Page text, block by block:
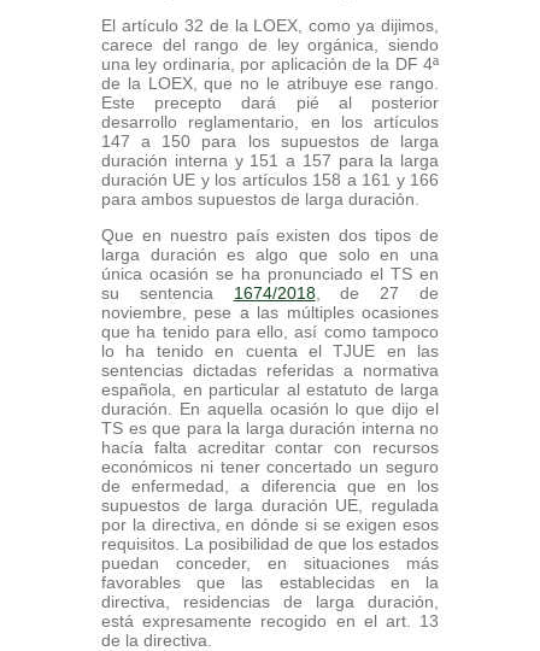
El artículo 32 de la LOEX, como ya dijimos,
carece del rango de ley orgánica, siendo
una ley ordinaria, por aplicación de la DF 4ª
de la LOEX, que no le atribuye ese rango.
Este precepto dará pié al posterior
desarrollo reglamentario, en los artículos
147 a 150 para los supuestos de larga
duración interna y 151 a 157 para la larga
duración UE y los artículos 158 a 161 y 166
para ambos supuestos de larga duración.
Que en nuestro país existen dos tipos de
larga duración es algo que solo en una
única ocasión se ha pronunciado el TS en
su sentencia 1674/2018 , de 27 de
noviembre, pese a las múltiples ocasiones
que ha tenido para ello, así como tampoco
lo ha tenido en cuenta el TJUE en las
sentencias dictadas referidas a normativa
española, en particular al estatuto de larga
duración. En aquella ocasión lo que dijo el
TS es que para la larga duración interna no
hacía falta acreditar contar con recursos
económicos ni tener concertado un seguro
de enfermedad, a diferencia que en los
supuestos de larga duración UE, regulada
por la directiva, en dónde si se exigen esos
requisitos. La posibilidad de que los estados
puedan conceder, en situaciones más
favorables que las establecidas en la
directiva, residencias de larga duración,
está expresamente recogido en el art. 13
de la directiva.